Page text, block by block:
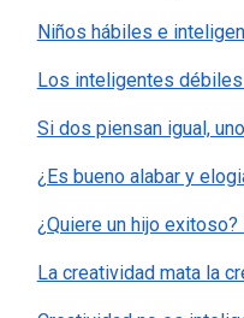
Niños hábiles e
Los inteligentes
Si dos piensan igual,
¿Es bueno alabar y
¿Quiere un hijo
La creatividad mata la